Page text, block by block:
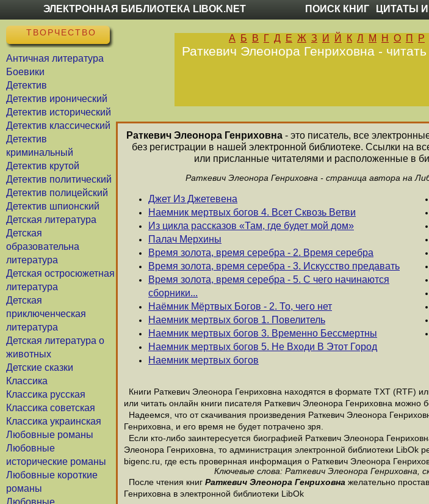
ЭЛЕКТРОННАЯ БИБЛИОТЕКА LIBOK.NET ПОИСК КНИГ ЦИТАТЫ
ТВОРЧЕСТВО
Античная литература
Боевики
Детектив
Детектив иронический
Детектив исторический
Детектив классический
Детектив
криминальный
Детектив крутой
Детектив политический
Детектив полицейский
Детектив шпионский
Детская литература
Детская
образовательна
литература
Детская остросюжетная
литература
Детская
приключенческая
литература
Детская литература о
животных
Детские сказки
Классика
Классика русская
Классика советская
Классика украинская
Любовные романы
Любовные
исторические романы
Любовные короткие
романы
Любовные
А Б В Г Д Е Ж З И Й К Л М Н О П Р
Раткевич Элеонора Генриховна -
Раткевич Элеонора Генриховна - это писатель, все
без регистрации в нашей электронной библиотеке. Ссылки на
или присланные читателями и расположенные в
Раткевич Элеонора Генриховна - страница автора на
Джет Из Джетевена
Наемник мертвых богов 4. Всет Сквозь Ветви
Из цикла рассказов «Там, где будет мой дом»
Палач Мерхины
Время золота, время серебра - 2. Время серебра
Время золота, время серебра - 3. Искусство предавать
Время золота, время серебра - 5. С чего начинаются
сборники...
Наёмник Мёртвых Богов - 2. То, чего нет
Наемник мертвых богов 1. Повелитель
Наемник мертвых богов 3. Временно Бессмертны
Наемник мертвых богов 5. Не Входи В Этот Город
Наемник мертвых богов
Книги Раткевич Элеонора Генриховна находятся в формате ТХТ (RTF)
или читать онлайн книги писателя Раткевич Элеонора Генриховна можно
Надеемся, что от скачивания произведения Раткевич Элеонора
Генриховна, и его время не будет потрачено зря.
Если кто-либо заинтересуется биографией Раткевич Элеонора
Элеонора Генриховна, то администрация электронной библиотеки LibOk
bigenc.ru, где есть провернная информация о Раткевич Элеонора
Ключевые слова: Раткевич Элеонора Генриховна,
После чтения книг Раткевич Элеонора Генриховна желательно
Генриховна в электронной библиотеки LibOk